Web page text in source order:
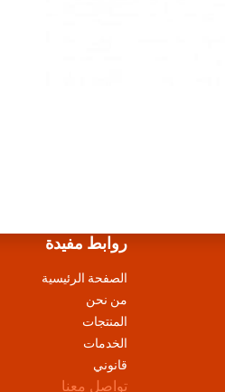
روابط مفيدة
الصفحة الرئيسية
من نحن
المنتجات
الخدمات
قانوني
تواصل معنا